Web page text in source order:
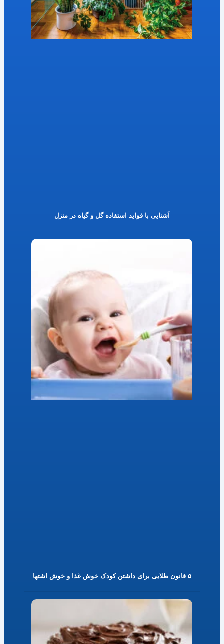
آشنایی با فواید استفاده گل و گیاه در منزل
۵ قانون طلایی برای داشتن کودک خوش غذا و خوش اشتها